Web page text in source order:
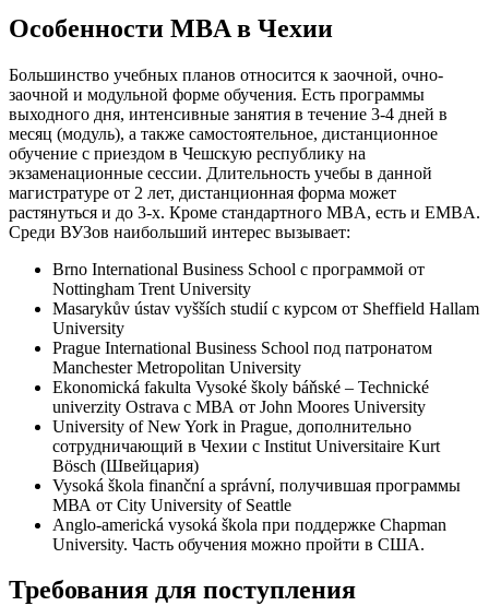
Особенности MBA в Чехии
Большинство учебных планов относится к заочной, очно-
заочной и модульной форме обучения. Есть программы
выходного дня, интенсивные занятия в течение 3-4 дней в
месяц (модуль), а также самостоятельное, дистанционное
обучение с приездом в Чешскую республику на
экзаменационные сессии. Длительность учебы в данной
магистратуре от 2 лет, дистанционная форма может
растянуться и до 3-х. Кроме стандартного MBA, есть и EMBA.
Среди ВУЗов наибольший интерес вызывает:
Brno International Business School с программой от
Nottingham Trent University
Masarykův ústav vyšších studií с курсом от Sheffield Hallam
University
Prague International Business School под патронатом
Manchester Metropolitan University
Ekonomická fakulta Vysoké školy báňské – Technické
univerzity Ostrava с МВА от John Moores University
University of New York in Prague, дополнительно
сотрудничающий в Чехии с Institut Universitaire Kurt
Bösch (Швейцария)
Vysoká škola finanční a správní, получившая программы
МВА от City University of Seattle
Anglo-americká vysoká škola при поддержке Chapman
University. Часть обучения можно пройти в США.
Требования для поступления